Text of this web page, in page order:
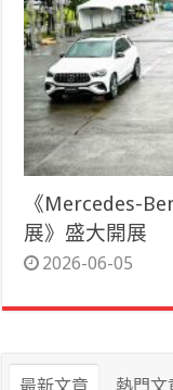
《Mercedes-
展》盛大開展
2026-06-05